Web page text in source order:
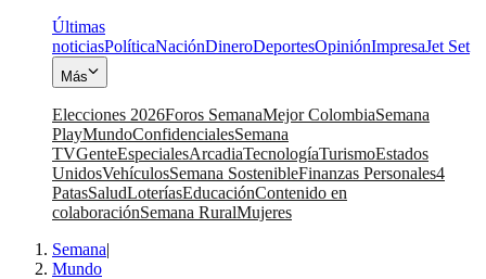
Últimas
noticiasPolíticaNaciónDineroDeportesOpiniónImpresaJet Set
Más
Elecciones 2026Foros SemanaMejor ColombiaSemana
PlayMundoConfidencialesSemana
TVGenteEspecialesArcadiaTecnologíaTurismoEstados
UnidosVehículosSemana SostenibleFinanzas Personales4
PatasSaludLoteríasEducaciónContenido en
colaboraciónSemana RuralMujeres
Semana|
Mundo